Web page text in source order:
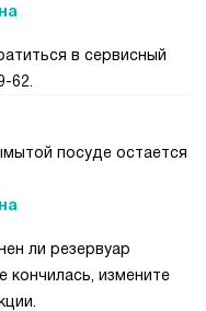
в сервисный
62.
посуде остается
ли резервуар
кончилась, измените